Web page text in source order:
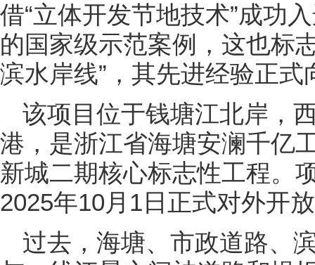
借“立体开发节地技术”成功
的国家级示范案例，这也标
滨水岸线”，其先进经验正式
该项目位于钱塘江北岸，
港，是浙江省海塘安澜千亿
新城二期核心标志性工程。
2025年10月1日正式对外开
过去，海塘、市政道路、